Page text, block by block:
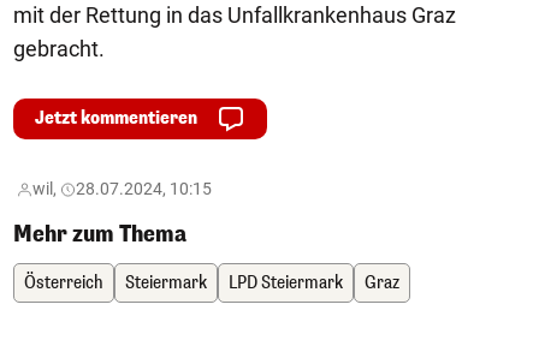
mit der Rettung in das Unfallkrankenhaus Graz
gebracht.
Jetzt kommentieren
wil, 28.07.2024, 10:15
Mehr zum Thema
Österreich Steiermark LPD Steiermark Graz